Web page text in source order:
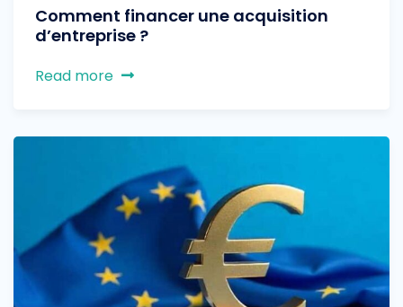
Comment financer une acquisition
d’entreprise ?
Read more